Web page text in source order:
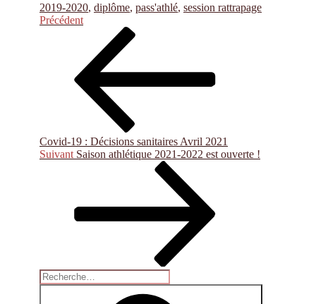
2019-2020, diplôme, pass'athlé, session rattrapage
Navigation
l’article
Article
Précédent
Covid-19 : Décisions sanitaires Avril 2021
Article
Suivant Saison athlétique 2021-2022 est ouverte !
Recherche
pour